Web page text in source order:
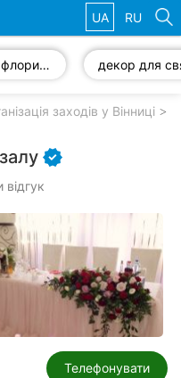
UA RU
весільна флористика декор для
заходів у Вінниці
Телефонувати